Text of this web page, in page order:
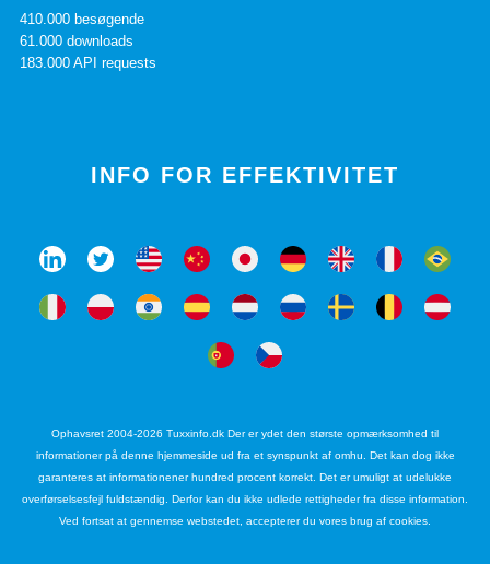
410.000 besøgende
61.000 downloads
183.000 API requests
INFO FOR EFFEKTIVITET
Ophavsret 2004-2026 Tuxxinfo.dk Der er ydet den største opmærksomhed til
informationer på denne hjemmeside ud fra et synspunkt af omhu. Det kan dog ikke
garanteres at informationener hundred procent korrekt. Det er umuligt at udelukke
overførselsesfejl fuldstændig. Derfor kan du ikke udlede rettigheder fra disse information.
Ved fortsat at gennemse webstedet, accepterer du vores brug af cookies.